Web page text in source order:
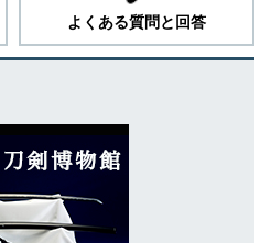
よくある質問と回答